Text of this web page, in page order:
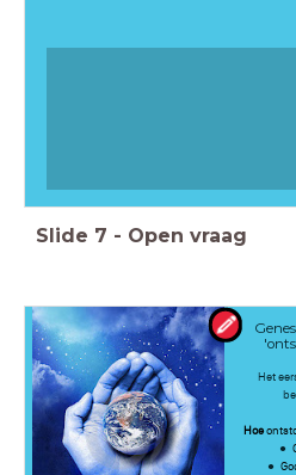
Slide 7 - Open vraag
Het
Hoe